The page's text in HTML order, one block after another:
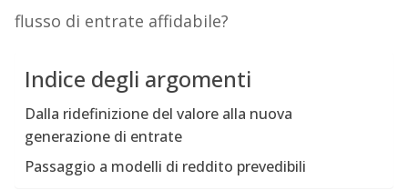
flusso di entrate affidabile?
Indice degli argomenti
Dalla ridefinizione del valore alla nuova
generazione di entrate
Passaggio a modelli di reddito prevedibili